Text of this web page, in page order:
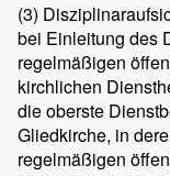
(3)
bei Einleitung des
regelmäßigen
kirchlichen
die oberste
Gliedkirche, in
regelmäßigen